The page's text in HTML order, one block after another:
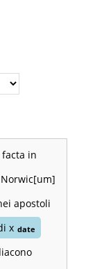
in
apostoli
x date